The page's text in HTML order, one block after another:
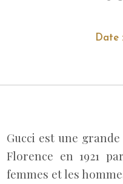
Date
Gucci est une
Florence en 1921
femmes et les